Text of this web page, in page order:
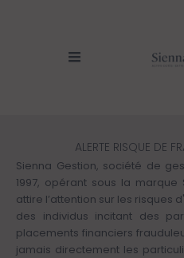
ALERTE RISQUE DE
Sienna Gestion, société de
1997, opérant sous la marque
attire l’attention sur les risques
des individus incitant des
placements financiers
jamais directement les